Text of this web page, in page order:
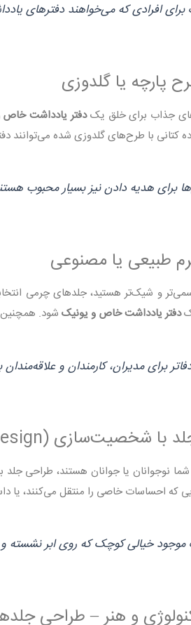
افرادی که می‌خواهند دفترهای
جذاب برای خلق یکدفتر یادداشت خاص
کتانی با طرح‌های گلدوزی شده می‌توانند
برای هدیه دادن نیز بسیار محبوب
و شیک‌تر هستید، جلدهای چرمی
دفتر یادداشت خاص و یونیک شود. همچنین
برای مدیران، کارمندان و
نوجوانان یا جوانان هستند، طراحی جلد
احساسات خاصی را منتقل می‌کنند، یا
موجود خیالی کوچک که روی ابر